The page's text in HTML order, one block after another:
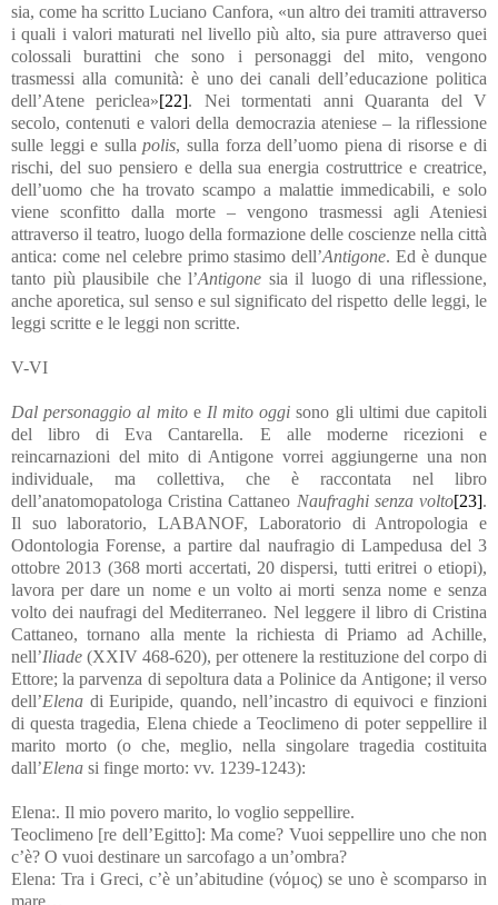
sia, come ha scritto Luciano Canfora, «un altro dei tramiti attraverso
i quali i valori maturati nel livello più alto, sia pure attraverso quei
colossali burattini che sono i personaggi del mito, vengono
trasmessi alla comunità: è uno dei canali dell’educazione politica
dell’Atene periclea»[22]. Nei tormentati anni Quaranta del V
secolo, contenuti e valori della democrazia ateniese – la riflessione
sulle leggi e sullapolis, sulla forza dell’uomo piena di risorse e di
rischi, del suo pensiero e della sua energia costruttrice e creatrice,
dell’uomo che ha trovato scampo a malattie immedicabili, e solo
viene sconfitto dalla morte – vengono trasmessi agli Ateniesi
attraverso il teatro, luogo della formazione delle coscienze nella città
antica: come nel celebre primo stasimo dell’Antigone. Ed è dunque
tanto più plausibile che l’Antigone sia il luogo di una riflessione,
anche aporetica, sul senso e sul significato del rispetto delle leggi, le
leggi scritte e le leggi non scritte.
V-VI
Dal personaggio al mitoe Il mito oggi sono gli ultimi due capitoli
del libro di Eva Cantarella. E alle moderne ricezioni e
reincarnazioni del mito di Antigone vorrei aggiungerne una non
individuale, ma collettiva, che è raccontata nel libro
dell’anatomopatologa Cristina Cattaneo Naufraghi senza volto[23].
Il suo laboratorio, LABANOF, Laboratorio di Antropologia e
Odontologia Forense, a partire dal naufragio di Lampedusa del 3
ottobre 2013 (368 morti accertati, 20 dispersi, tutti eritrei o etiopi),
lavora per dare un nome e un volto ai morti senza nome e senza
volto dei naufragi del Mediterraneo. Nel leggere il libro di Cristina
Cattaneo, tornano alla mente la richiesta di Priamo ad Achille,
nell’Iliade (XXIV 468-620), per ottenere la restituzione del corpo di
Ettore; la parvenza di sepoltura data a Polinice da Antigone; il verso
dell’Elena di Euripide, quando, nell’incastro di equivoci e finzioni
di questa tragedia, Elena chiede a Teoclimeno di poter seppellire il
marito morto (o che, meglio, nella singolare tragedia costituita
dall’Elena si finge morto: vv. 1239-1243):
Elena:. Il mio povero marito, lo voglio seppellire.
Teoclimeno [re dell’Egitto]: Ma come? Vuoi seppellire uno che non
c’è? O vuoi destinare un sarcofago a un’ombra?
Elena: Tra i Greci, c’è un’abitudine (νόμος) se uno è scomparso in
mare…